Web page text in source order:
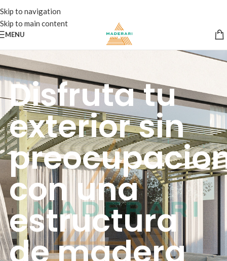
Skip to navigation
Skip to main content
MENU
Disfruta tu
exterior sin
con una
estructura
de madera